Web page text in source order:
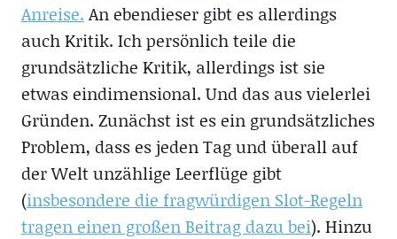
Anreise. An ebendieser gibt es allerdings
auch Kritik. Ich persönlich teile die
grundsätzliche Kritik, allerdings ist sie
etwas eindimensional. Und das aus vielerlei
Gründen. Zunächst ist es ein grundsätzliches
Problem, dass es jeden Tag und überall auf
der Welt unzählige Leerflüge gibt
(insbesondere die fragwürdigen Slot-Regeln
tragen einen großen Beitrag dazu bei). Hinzu